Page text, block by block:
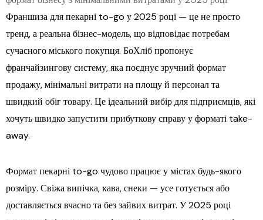
Франшиза для пекарні to-go у 2025 році — це не просто
тренд, а реальна бізнес-модель, що відповідає потребам
сучасного міського покупця. БоХліб пропонує
франчайзингову систему, яка поєднує зручний формат
продажу, мінімальні витрати на площу й персонал та
швидкий обіг товару. Це ідеальний вибір для підприємців, які
хочуть швидко запустити прибуткову справу у форматі take-
away.
Формат пекарні to-go чудово працює у містах будь-якого
розміру. Свіжа випічка, кава, снеки — усе готується або
доставляється вчасно та без зайвих витрат. У 2025 році